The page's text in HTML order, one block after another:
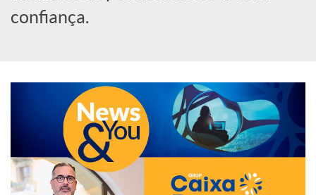
l
s
confiança.